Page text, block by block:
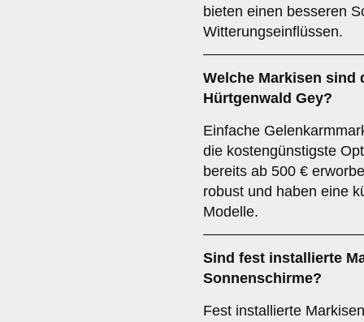
bieten einen besseren
Witterungseinflüssen.
Welche Markisen
Hürtgenwald Gey?
Einfache
die kostengünstigste
bereits ab 500 €
robust und haben eine
Modelle.
Sind fest installierte
Sonnenschirme?
Fest installierte